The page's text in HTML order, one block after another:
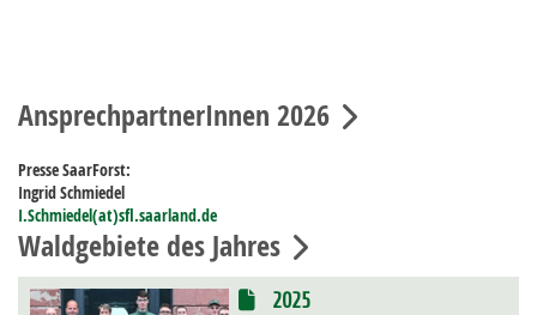
AnsprechpartnerInnen 2026
Presse SaarForst:
Ingrid Schmiedel
I.Schmiedel(at)sfl.saarland.de
Waldgebiete des Jahres
2025